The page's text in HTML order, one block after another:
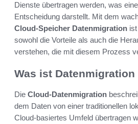
Dienste übertragen werden, was
Entscheidung darstellt. Mit dem
Cloud-Speicher Datenmigration
sowohl die Vorteile als auch die
verstehen, die mit diesem Prozess
Was ist
Die Cloud-Datenmigration
dem Daten von einer traditionellen
Cloud-basiertes Umfeld übertragen